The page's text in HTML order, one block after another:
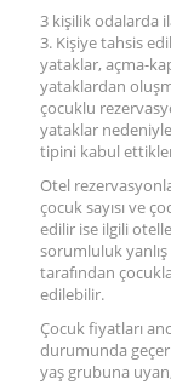
3 kişilik odalarda
3. Kişiye tahsis
yataklar, açma-
yataklardan
çocuklu
yataklar nedeniyle
tipini kabul
Otel
çocuk sayısı ve
edilir ise ilgili
sorumluluk
tarafından
edilebilir.
Çocuk fiyatları
durumunda
yaş grubuna